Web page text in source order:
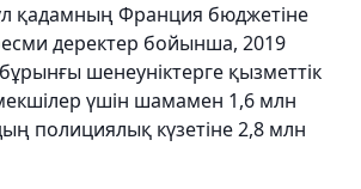
қадамның Франция бюджетіне
деректер бойынша, 2019
шенеуніктерге қызметтік
үшін шамамен 1,6 млн
полициялық күзетіне 2,8 млн